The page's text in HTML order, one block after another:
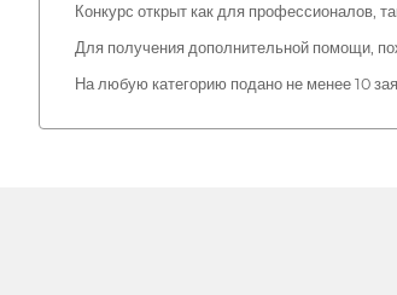
Конкурс открыт как для профессионалов,
Для получения дополнительной помощи,
На любую категорию подано не менее 10